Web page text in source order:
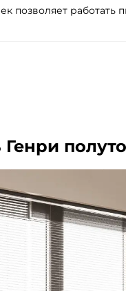
позволяет работать
Генри